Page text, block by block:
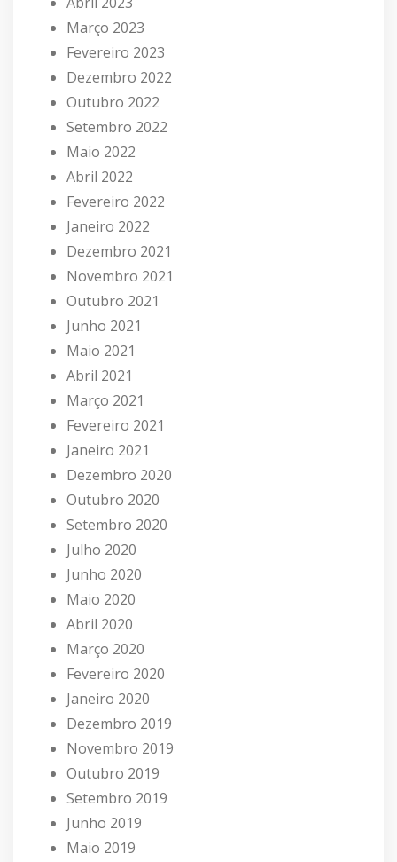
Março 2023
Fevereiro 2023
Dezembro 2022
Outubro 2022
Setembro 2022
Maio 2022
Abril 2022
Fevereiro 2022
Janeiro 2022
Dezembro 2021
Novembro 2021
Outubro 2021
Junho 2021
Maio 2021
Abril 2021
Março 2021
Fevereiro 2021
Janeiro 2021
Dezembro 2020
Outubro 2020
Setembro 2020
Julho 2020
Junho 2020
Maio 2020
Abril 2020
Março 2020
Fevereiro 2020
Janeiro 2020
Dezembro 2019
Novembro 2019
Outubro 2019
Setembro 2019
Junho 2019
Maio 2019